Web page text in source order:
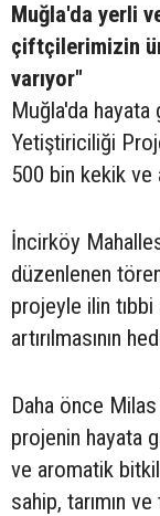
Muğla'da yerli
çiftçilerimizin
varıyor"
Muğla'da
Yetiştiriciliği
500 bin kekik ve
İncirköy
düzenlenen
projeyle ilin
artırılmasının
Daha önce
projenin hayata
ve aromatik
sahip, tarımın